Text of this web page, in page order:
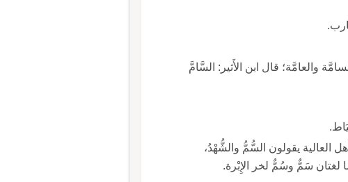
والعامَّة؛ قال ابن الأَثير: السَّامَّ
وفي التنزيل العزيز: حتى يَلِجَ الجمَلُ في سَمِّ الخِياطِ؛ قال يونس أَهل العالية يقولون السُّمُّ والشُّهْدُ،